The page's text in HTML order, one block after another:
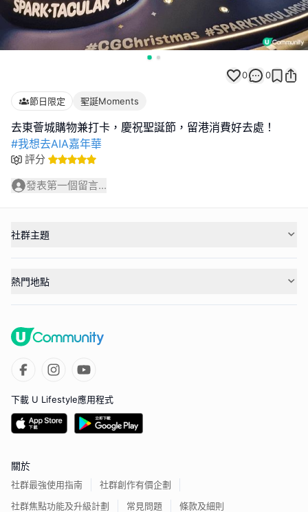
0 0
節日限定 聖誕Moments
#我想去AIA嘉年華
評分
發表第一個留言...
社群主題
熱門地點
下載 U Lifestyle應用程式
關於
社群最強使用指南
社群創作有價企劃
社群焦點功能及升級計劃
常見問題 條款及細則